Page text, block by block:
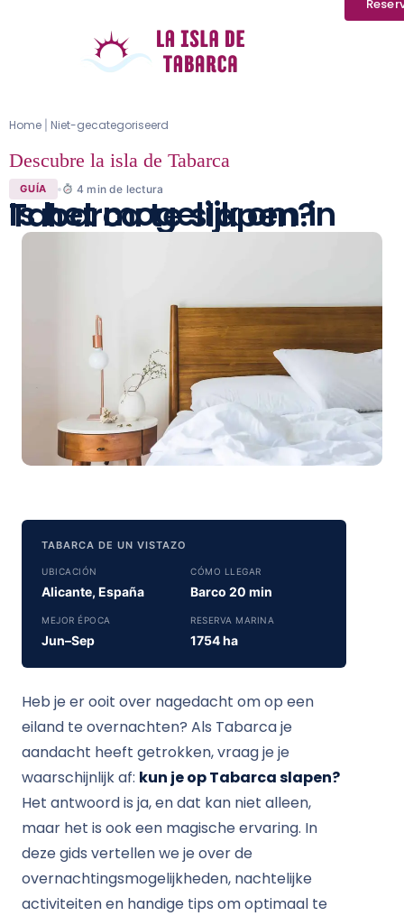
Home Niet-gecategoriseerd
Descubre la isla de Tabarca
GUÍA 4 min de lectura
Is het mogelijk om in Tabarca te slapen?
TABARCA DE UN VISTAZO
UBICACIÓN
Alicante, España
CÓMO LLEGAR
Barco 20 min
MEJOR ÉPOCA
Jun–Sep
RESERVA MARINA
1754 ha
Heb je er ooit over nagedacht om op een
eiland te overnachten? Als Tabarca je
aandacht heeft getrokken, vraag je je
waarschijnlijk af: kun je op Tabarca slapen?
Het antwoord is ja, en dat kan niet alleen,
maar het is ook een magische ervaring. In
deze gids vertellen we je over de
overnachtingsmogelijkheden, nachtelijke
activiteiten en handige tips om optimaal te